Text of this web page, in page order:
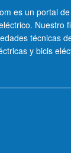
es un portal
Nuestro
técnicas
y bicis